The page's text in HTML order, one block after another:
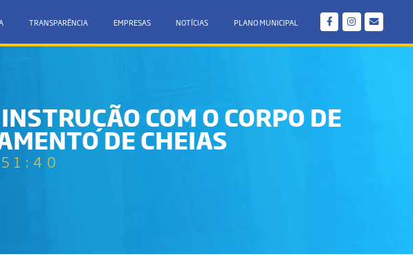
TRANSPARÊNCIA EMPRESAS NOTÍCIAS PLANO MUNICIPAL
COM O CORPO DE
DE CHEIAS